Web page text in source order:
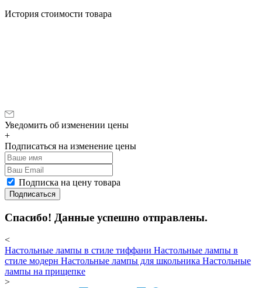
История стоимости товара
Уведомить об изменении цены
+
Подписаться на изменение цены
Подписка на цену товара
Подписаться
Спасибо! Данные успешно отправлены.
<
Настольные лампы в стиле тиффани Настольные лампы в
стиле модерн Настольные лампы для школьника Настольные
лампы на прищепке
>